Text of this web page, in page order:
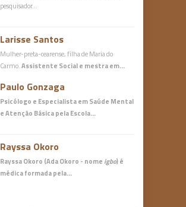
pesquisador…
Larisse Santos
Mulher-preta-cearense, filha de Maria do
Carmo.Assistente Social e mestra em…
Paulo Gonzaga
Psicólogo e Especialista em Saúde Mental
e Atenção Básicapela Escola…
Rayssa Okoro
Rayssa Okoro (Ada Okoro - nome igbo) é
médicaformada pela…